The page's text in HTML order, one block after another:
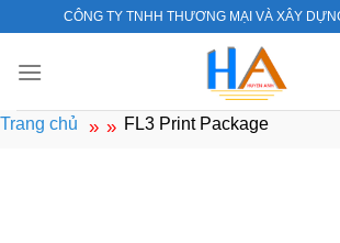
content
CÔNG TY TNHH THƯƠNG MẠI VÀ XÂY
Trang chủ » » FL3 Print Package